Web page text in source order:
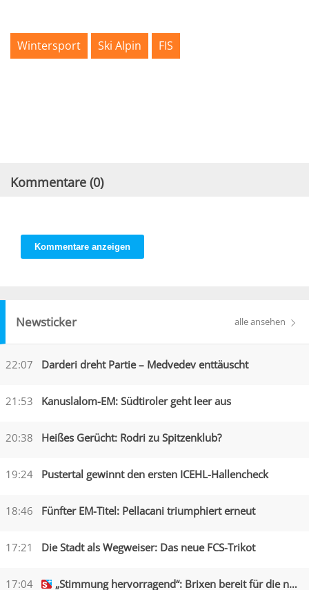
Wintersport Ski Alpin FIS
Kommentare (0)
Kommentare anzeigen
Newsticker alle ansehen
22:07 Darderi dreht Partie – Medvedev enttäuscht
21:53 Kanuslalom-EM: Südtiroler geht leer aus
20:38 Heißes Gerücht: Rodri zu Spitzenklub?
19:24 Pustertal gewinnt den ersten ICEHL-Hallencheck
18:46 Fünfter EM-Titel: Pellacani triumphiert erneut
17:21 Die Stadt als Wegweiser: Das neue FCS-Trikot
17:04 „Stimmung hervorragend“: Brixen bereit für die neue Saison